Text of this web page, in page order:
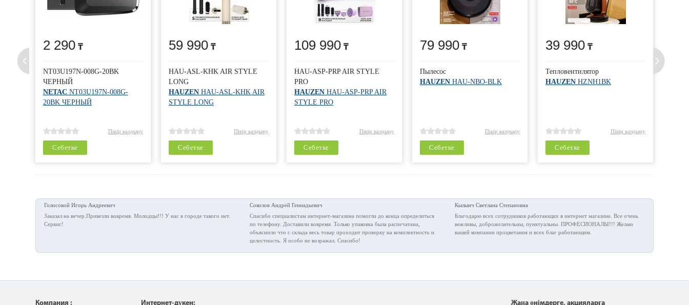
2 290
NT03U197N-008G-20BK
ЧЕРНЫЙ
NETAC NT03U197N-008G-
20BK ЧЕРНЫЙ
Пікір қалдыру
Себетке
59 990
HAU-ASL-KHK AIR STYLE
LONG
HAUZEN HAU-ASL-KHK AIR
STYLE LONG
Пікір қалдыру
Себетке
109 990
HAU-ASP-PRP AIR STYLE
PRO
HAUZEN HAU-ASP-PRP AIR
STYLE PRO
Пікір қалдыру
Себетке
79 990
Пылесос
HAUZEN HAU-NBO-BLK
Пікір қалдыру
Себетке
39 990
Тепловентилятор
HAUZEN HZNH1BK
Пікір қалдыру
Себетке
Голосовой Игорь Андреевич
Заказал на вечер.Привезли вовремя. Молодцы!!! У нас в городе такого нет.
Сервис!
Соколов Андрей Геннадьевич
Спасибо специалистам интернет-магазина помогли до конца определиться
по телефону. Доставили вовремя. Только упаковка была распечатана,
объяснили что с склада весь товар проходит проверку на комплектность и
целостность. Я особо не возражал. Спасибо!
Кылынч Светлана Степановна
Благодарю всех сотрудников работающих в интернет магазине. Все очень
вежливы, доброжелательны, пунктуальны. ПРОФЕСИОНАЛЫ!!! Желаю
вашей компании процветания и всех благ работающим.
Компания : Интернет-дүкен: Жаңа өнімдерге, акцияларға